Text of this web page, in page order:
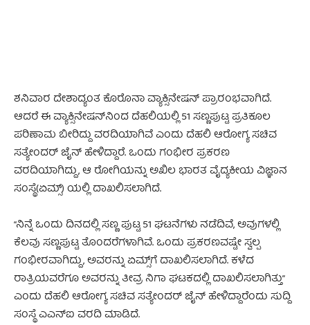
ಶನಿವಾರ ದೇಶಾದ್ಯಂತ ಕೊರೊನಾ ವ್ಯಾಕ್ಸಿನೇಷನ್ ಪ್ರಾರಂಭವಾಗಿದೆ.
ಆದರೆ ಈ ವ್ಯಾಕ್ಸಿನೇಷನ್‌ನಿಂದ ದೆಹಲಿಯಲ್ಲಿ 51 ಸಣ್ಣಪುಟ್ಟ ಪ್ರತಿಕೂಲ
ಪರಿಣಾಮ ಬೀರಿದ್ದು ವರದಿಯಾಗಿವೆ ಎಂದು ದೆಹಲಿ ಆರೋಗ್ಯ ಸಚಿವ
ಸತ್ಯೇಂದರ್ ಜೈನ್ ಹೇಳಿದ್ದಾರೆ. ಒಂದು ಗಂಭೀರ ಪ್ರಕರಣ
ವರದಿಯಾಗಿದ್ದು, ಆ ರೋಗಿಯನ್ನು ಅಖಿಲ ಭಾರತ ವೈದ್ಯಕೀಯ ವಿಜ್ಞಾನ
ಸಂಸ್ಥೆ(ಏಮ್ಸ್) ಯಲ್ಲಿ ದಾಖಲಿಸಲಾಗಿದೆ.
“ನಿನ್ನೆ ಒಂದು ದಿನದಲ್ಲಿ ಸಣ್ಣ ಪುಟ್ಟ 51 ಘಟನೆಗಳು ನಡೆದಿವೆ, ಅವುಗಳಲ್ಲಿ
ಕೆಲವು ಸಣ್ಣಪುಟ್ಟ ತೊಂದರೆಗಳಾಗಿವೆ. ಒಂದು ಪ್ರಕರಣವಷ್ಟೇ ಸ್ವಲ್ಪ
ಗಂಭೀರವಾಗಿದ್ದು, ಅವರನ್ನು ಏಮ್ಸ್‌ಗೆ ದಾಖಲಿಸಲಾಗಿದೆ. ಕಳೆದ
ರಾತ್ರಿಯವರೆಗೂ ಅವರನ್ನು ತೀವ್ರ ನಿಗಾ ಘಟಕದಲ್ಲಿ ದಾಖಲಿಸಲಾಗಿತ್ತು”
ಎಂದು ದೆಹಲಿ ಆರೋಗ್ಯ ಸಚಿವ ಸತ್ಯೇಂದರ್‌ ಜೈನ್ ಹೇಳಿದ್ದಾರೆಂದು ಸುದ್ದಿ
ಸಂಸ್ಥೆ ಎಎನ್ಐ ವರದಿ ಮಾಡಿದೆ.